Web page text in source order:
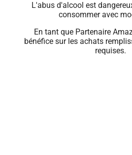
L'abus d'alcool est
consommer avec
En tant que Partenaire
bénéfice sur les achats
requises.